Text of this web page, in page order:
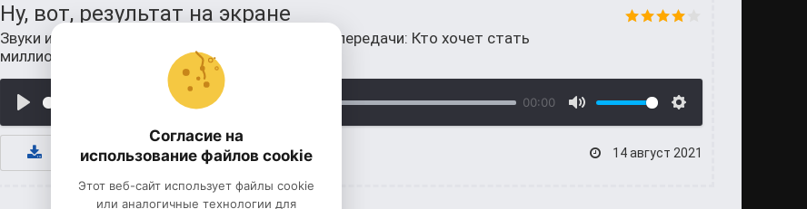
Ну, вот, результат на экране
Звуки и музыка из телепередач
Звуки из телепередачи: Кто хочет стать
миллионером
00:00
К СКАЧИВАНИЮ 14 август 2021
Согласие на
использование файлов cookie
Этот веб-сайт использует файлы cookie
или аналогичные технологии для